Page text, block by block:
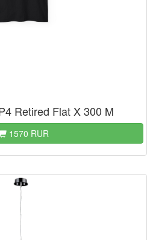
Retired Flat X 300 M
1570 RUR